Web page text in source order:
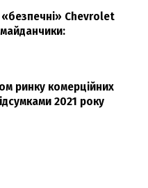
Chevrolet
ринку комерційних
2021 року